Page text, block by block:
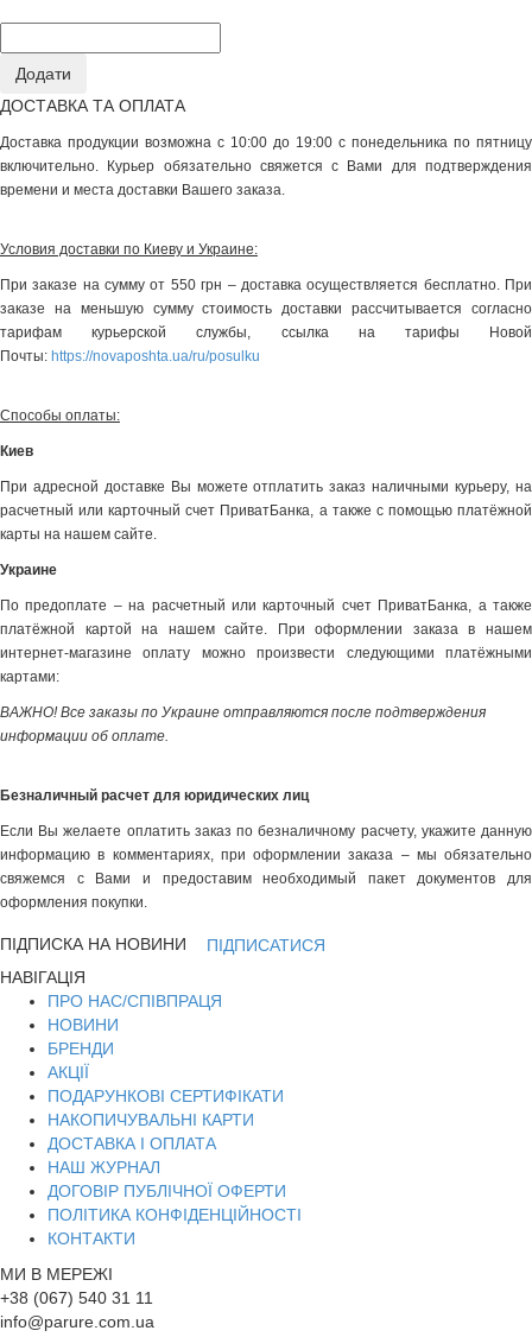
ДОСТАВКА ТА ОПЛАТА
Доставка продукции возможна с 10:00 до 19:00 с понедельника по пятницу
включительно. Курьер обязательно свяжется с Вами для подтверждения
времени и места доставки Вашего заказа.
Условия доставки по Киеву и Украине:
При заказе на сумму от 550 грн – доставка осуществляется бесплатно. При
заказе на меньшую сумму стоимость доставки рассчитывается согласно
тарифам курьерской службы, ссылка на тарифы Новой
Почты: https://novaposhta.ua/ru/posulku
Способы оплаты:
Киев
При адресной доставке Вы можете отплатить заказ наличными курьеру, на
расчетный или карточный счет ПриватБанка, а также с помощью платёжной
карты на нашем сайте.
Украине
По предоплате – на расчетный или карточный счет ПриватБанка, а также
платёжной картой на нашем сайте. При оформлении заказа в нашем
интернет-магазине оплату можно произвести следующими платёжными
картами:
ВАЖНО! Все заказы по Украине отправляются после подтверждения
информации об оплате.
Безналичный расчет для юридических лиц
Если Вы желаете оплатить заказ по безналичному расчету, укажите данную
информацию в комментариях, при оформлении заказа – мы обязательно
свяжемся с Вами и предоставим необходимый пакет документов для
оформления покупки.
ПІДПИСКА НА НОВИНИ
ПІДПИСАТИСЯ
НАВІГАЦІЯ
ПРО НАС/СПІВПРАЦЯ
НОВИНИ
БРЕНДИ
АКЦІЇ
ПОДАРУНКОВІ СЕРТИФІКАТИ
НАКОПИЧУВАЛЬНІ КАРТИ
ДОСТАВКА І ОПЛАТА
НАШ ЖУРНАЛ
ДОГОВІР ПУБЛІЧНОЇ ОФЕРТИ
ПОЛІТИКА КОНФІДЕНЦІЙНОСТІ
КОНТАКТИ
МИ В МЕРЕЖІ
+38 (067) 540 31 11
info@parure.com.ua